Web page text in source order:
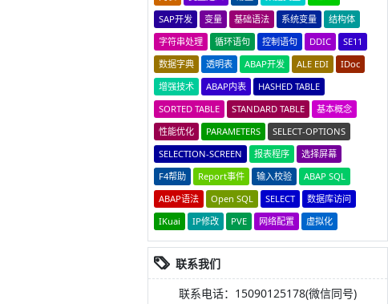
SAP开发
变量 基础语法 系统变量
结构体
字符串处理
循环语句 控制语句 DDIC
SE11
数据字典
透明表 ABAP开发 ALE EDI
IDoc
增强技术
ABAP内表
HASHED TABLE
SORTED TABLE
STANDARD TABLE
基本概念
性能优化
PARAMETERS
SELECT-OPTIONS
SELECTION-SCREEN
报表程序
选择屏幕
F4帮助
Report事件 输入校验
ABAP SQL
ABAP语法
Open SQL SELECT
数据库访问
IKuai
IP修改 PVE 网络配置 虚拟化
联系我们
联系电话：15090125178(微信同号)